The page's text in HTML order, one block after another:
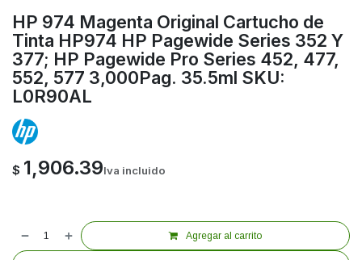
HP 974 Magenta Original Cartucho de
Tinta HP974 HP Pagewide Series 352 Y
377; HP Pagewide Pro Series 452, 477,
552, 577 3,000Pag. 35.5ml SKU:
L0R90AL
$ 1,906.39Iva incluido
Agregar al carrito